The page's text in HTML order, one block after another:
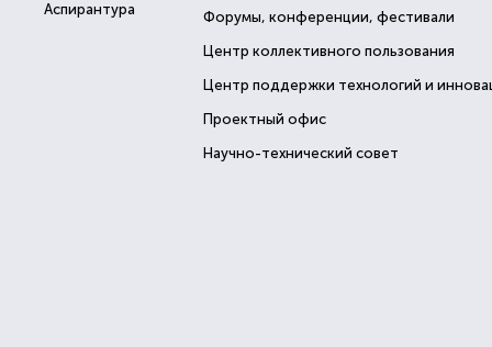
Аспирантура Форумы, конференции, фестивали
Центр коллективного пользования
Центр поддержки технологий и
Проектный офис
Научно-технический совет